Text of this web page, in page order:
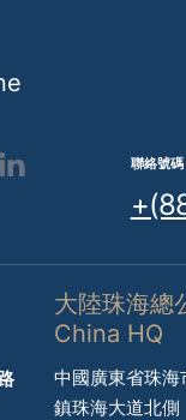
聯絡號
大陸珠海總
China HQ
中國廣東省珠海
鎮珠海大道北側